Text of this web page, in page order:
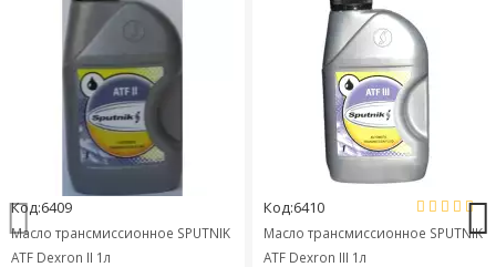
Код:6409
Масло трансмиссионное SPUTNIK
ATF Dexron II 1л
Код:6410
Масло трансмиссионное SPUTNIK
ATF Dexron III 1л